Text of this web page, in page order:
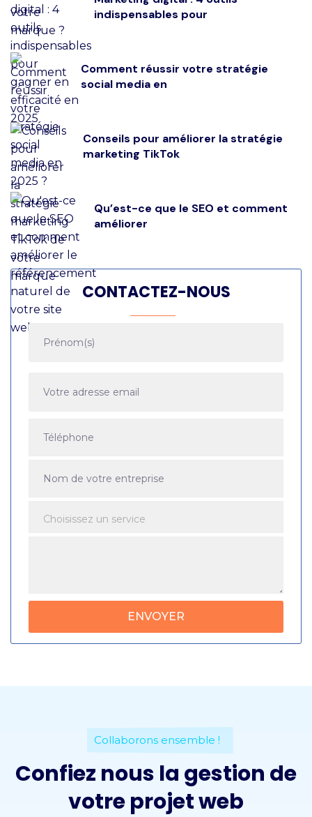
indispensables pour
Comment réussir votre stratégie
social media en
Conseils pour améliorer la stratégie
marketing TikTok
Qu’est-ce que le SEO et comment
améliorer
CONTACTEZ-NOUS
Collaborons ensemble !
Confiez nous la gestion de
votre projet web